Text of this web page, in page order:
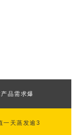
品需求爆
一天蒸发逾3